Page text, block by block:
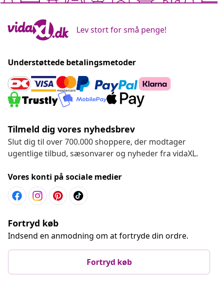
Lev stort for små penge!
Understøttede betalingsmetoder
Tilmeld dig vores nyhedsbrev
Slut dig til over 700.000 shoppere, der modtager
ugentlige tilbud, sæsonvarer og nyheder fra vidaXL.
Vores konti på sociale medier
Fortryd køb
Indsend en anmodning om at fortryde din ordre.
Fortryd køb